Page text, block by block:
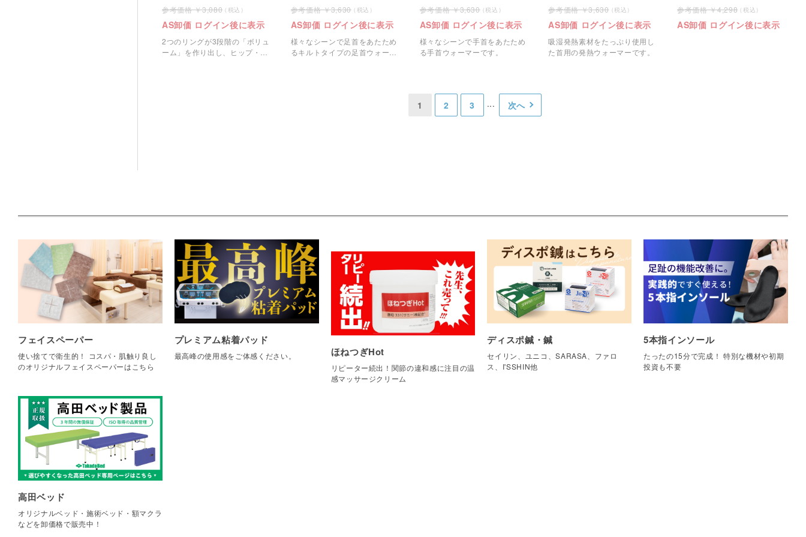
3,080
AS卸価 ログイン後に表示
2つのリングが3段階の「ボリュ
ーム」を作り出し、ヒップ・
3,630
AS卸価 ログイン後に表示
様々なシーンで足首をあたため
るキルトタイプの足首ウォーマ
3,630
AS卸価 ログイン後に表示
様々なシーンで手首をあたため
る手首ウォーマーです。
3,630
AS卸価 ログイン後に表示
吸湿発熱素材をたっぷり使用し
た首用の発熱ウォーマーです。
4,298
AS卸価 ログイン後に表示
1 2 3 次へ
フェイスペーパー
使い捨てで衛生的！ コスパ・肌触り良し
のオリジナルフェイスペーパーはこちら
プレミアム粘着パッド
最高峰の使用感をご体感ください。 ほねつぎHot
リピーター続出！関節の違和感に注目の温
感マッサージクリーム
ディスポ鍼・鍼
セイリン、ユニコ、SARASA、ファロ
ス、I'SSHIN他
5本指インソール
たったの15分で完成！ 特別な機材や初期
投資も不要
高田ベッド
オリジナルベッド・施術ベッド・額マクラ
などを卸価格で販売中！